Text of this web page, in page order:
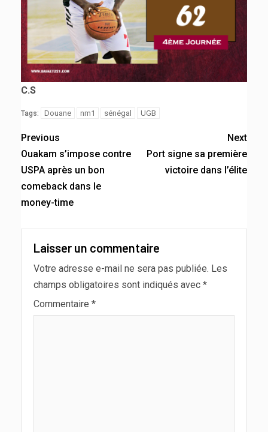
C.S
Tags: Douane nm1 sénégal UGB
Previous
Ouakam s’impose contre
USPA après un bon
comeback dans le
money-time
Next
Port signe sa première
victoire dans l’élite
Laisser un commentaire
Votre adresse e-mail ne sera pas publiée. Les
champs obligatoires sont indiqués avec *
Commentaire *